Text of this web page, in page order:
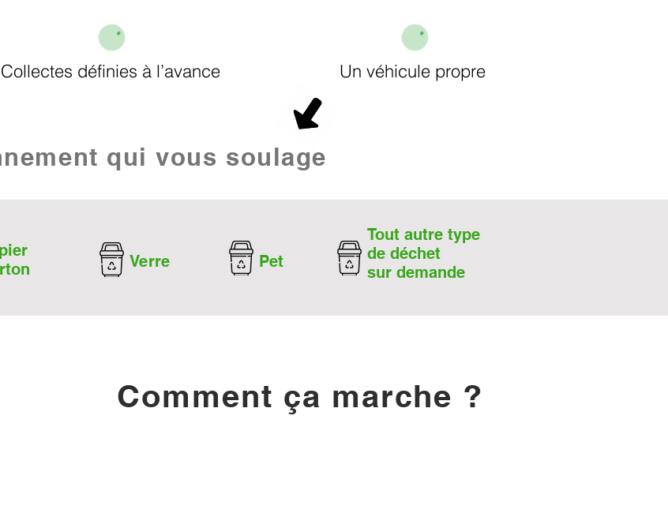
Collectes définies à l’avance Un véhicule propre​
qui vous soulage
Verre Pet
Tout autre type
de déchet
sur demande
Comment ça marche ?